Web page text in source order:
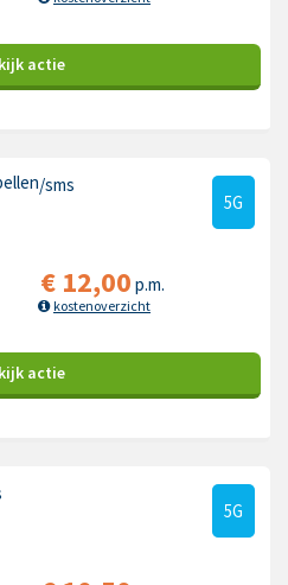
actie
/sms
5G
€ 12,00 p.m.
kostenoverzicht
actie
5G